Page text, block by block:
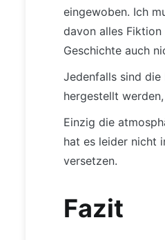
eingewoben. Ich
davon alles
Geschichte auch
Jedenfalls sind die
hergestellt
Einzig die
hat es leider nicht
versetzen.
Fazit